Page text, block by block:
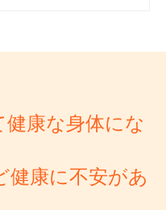
健康な身体にな
健康に不安があ